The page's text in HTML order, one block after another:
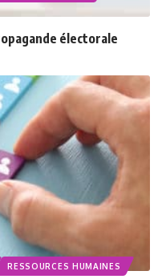
électorale
RESSOURCES HUMAINES